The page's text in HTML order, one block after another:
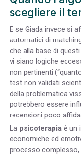
scegliere il
E se Giada invece si
automatici di
che alla base di
vi siano logiche
non pertinenti
test non validati
della problematica
potrebbero essere
recensioni poco
La psicoterapia è un
economiche ed
processo complesso,